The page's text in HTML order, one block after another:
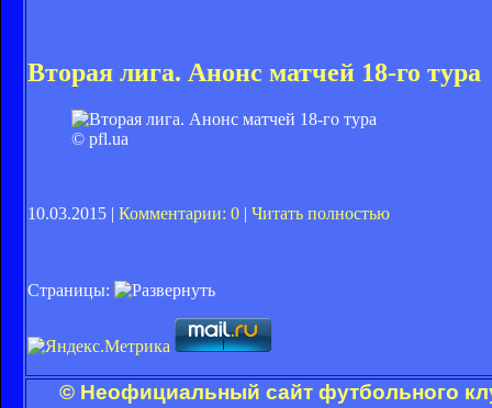
Вторая лига. Анонс матчей 18-го тура
© pfl.ua
10.03.2015 | Комментарии: 0 | Читать полностью
Страницы:
© Неофициальный сайт футбольного